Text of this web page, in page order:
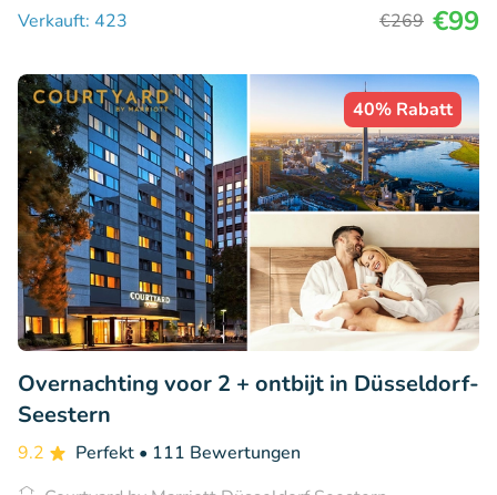
Verkauft: 423
€269 €99
40% Rabatt
Overnachting voor 2 + ontbijt in Düsseldorf-
Seestern
9.2 Perfekt • 111 Bewertungen